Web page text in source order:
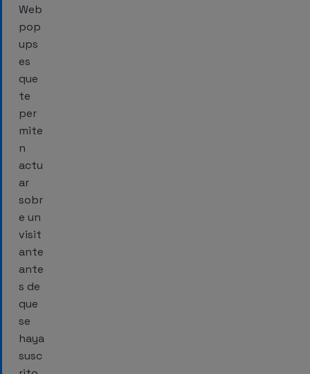
Web
pop
ups
es
que
te
per
mite
n
actu
ar
sobr
e un
visit
ante
ante
s de
que
se
haya
susc